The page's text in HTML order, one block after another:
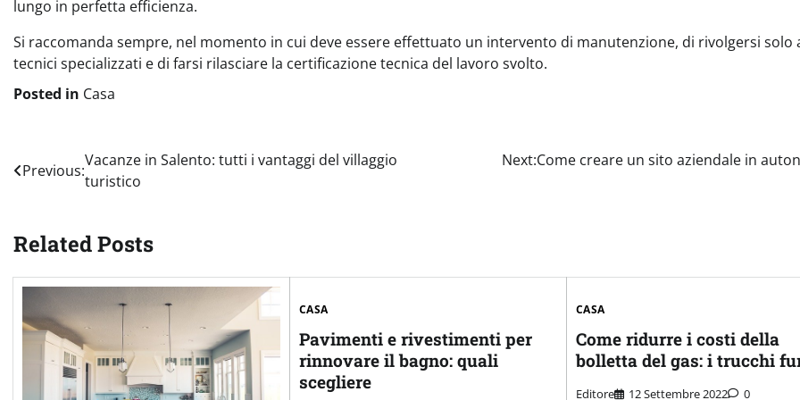
lungo in perfetta efficienza.
Si raccomanda sempre, nel momento in cui deve essere effettuato un intervento di manutenzione, di rivolgersi solo
tecnici specializzati e di farsi rilasciare la certificazione tecnica del lavoro svolto.
Posted in Casa
Navigazione
articoli
Previous:
Vacanze in Salento: tutti i vantaggi del villaggio
turistico
Next:Come creare un sito aziendale in
Related Posts
CASA
Pavimenti e rivestimenti per
rinnovare il bagno: quali
scegliere
CASA
Come ridurre i costi della
bolletta del gas: i trucchi
Editore 12 Settembre 2022 0